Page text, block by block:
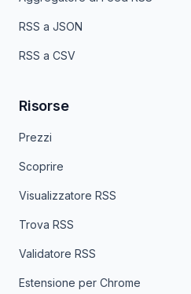
RSS a JSON
RSS a CSV
Risorse
Prezzi
Scoprire
Visualizzatore RSS
Trova RSS
Validatore RSS
Estensione per Chrome